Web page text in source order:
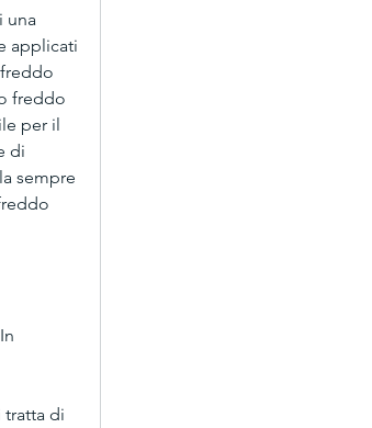
una
applicati
freddo
per il
di
sempre
di